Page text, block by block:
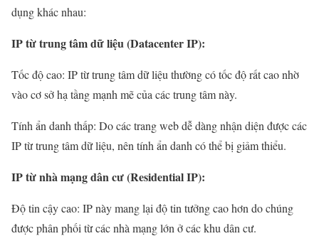
dụng khác nhau:
IP từ trung tâm dữ liệu (Datacenter IP):
Tốc độ cao: IP từ trung tâm dữ liệu thường có tốc độ rất cao nhờ
vào cơ sở hạ tầng mạnh mẽ của các trung tâm này.
Tính ẩn danh thấp: Do các trang web dễ dàng nhận diện được các
IP từ trung tâm dữ liệu, nên tính ẩn danh có thể bị giảm thiểu.
IP từ nhà mạng dân cư (Residential IP):
Độ tin cậy cao: IP này mang lại độ tin tưởng cao hơn do chúng
được phân phối từ các nhà mạng lớn ở các khu dân cư.